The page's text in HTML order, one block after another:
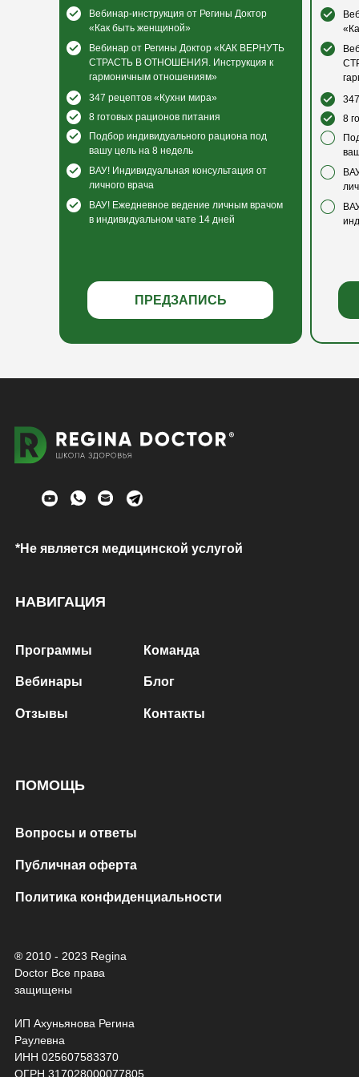
8
ПРЕДЗАПИСЬ
347 рецептов «Кухни мира»
Вебинар-инструкция от Регины Доктор
«Как быть женщиной»
Вебинар от Регины Доктор «КАК ВЕРНУТЬ
СТРАСТЬ В ОТНОШЕНИЯ. Инструкция к
гармоничным отношениям»
Подбор индивидуального рациона под
вашу цель на 8 недель
ВАУ! Индивидуальная консультация от
личного врача
ВАУ! Ежедневное ведение личным врачом
в индивидуальном чате 14 дней
8 готовых рационов питания
*Не является медицинской услугой
® 2010 - 2023 Regina
Doctor Все права
защищены
ИП Ахуньянова Регина
Раулевна
ИНН 025607583370
ОГРН 317028000077805
НАВИГАЦИЯ
ПОМОЩЬ
Программы
Вебинары
Отзывы
Команда
Блог
Контакты
Вопросы и ответы
Публичная оферта
Политика конфиденциальности